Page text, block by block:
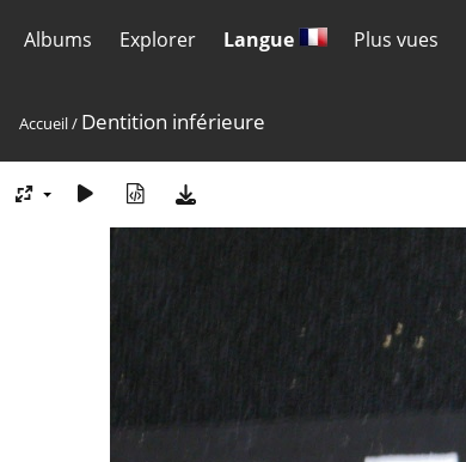
Albums Explorer Langue Plus vues
Accueil/ Dentition inférieure